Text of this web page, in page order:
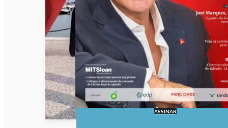
ASSINAR